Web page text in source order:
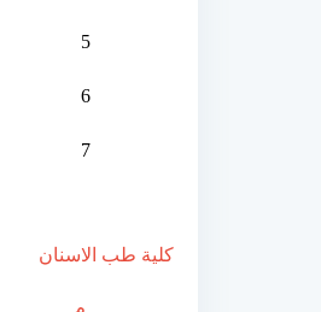
5
6
7
كلية طب الاسنان